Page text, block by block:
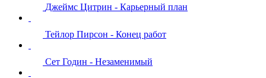
Джеймс Цитрин - Карьерный план
Тейлор Пирсон - Конец работ
Сет Годин - Незаменимый